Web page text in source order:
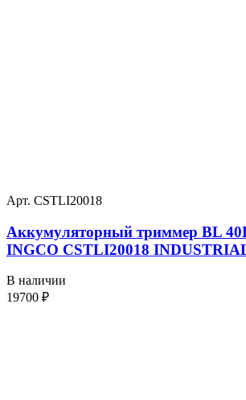
Арт. CSTLI20018
Аккумуляторный триммер BL
INGCO CSTLI20018
В наличии
19700 ₽